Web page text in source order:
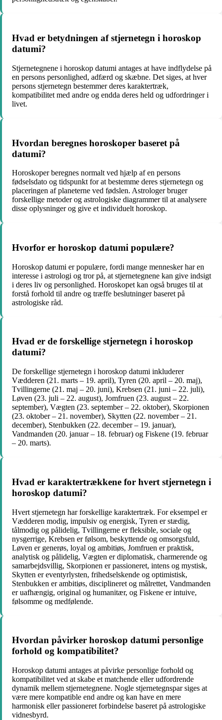
Hvad er betydningen af ​​stjernetegn i horoskop
datumi?
Stjernetegnene i horoskop datumi antages at have indflydelse på
en persons personlighed, adfærd og skæbne. Det siges, at hver
persons stjernetegn bestemmer deres karaktertræk,
kompatibilitet med andre og endda deres held og udfordringer i
livet.
Hvordan beregnes horoskoper baseret på
datumi?
Horoskoper beregnes normalt ved hjælp af en persons
fødselsdato og tidspunkt for at bestemme deres stjernetegn og
placeringen af ​​planeterne ved fødslen. Astrologer bruger
forskellige metoder og astrologiske diagrammer til at analysere
disse oplysninger og give et individuelt horoskop.
Hvorfor er horoskop datumi populære?
Horoskop datumi er populære, fordi mange mennesker har en
interesse i astrologi og tror på, at stjernetegnene kan give indsigt
i deres liv og personlighed. Horoskopet kan også bruges til at
forstå forhold til andre og træffe beslutninger baseret på
astrologiske råd.
Hvad er de forskellige stjernetegn i horoskop
datumi?
De forskellige stjernetegn i horoskop datumi inkluderer
Vædderen (21. marts – 19. april), Tyren (20. april – 20. maj),
Tvillingerne (21. maj – 20. juni), Krebsen (21. juni – 22. juli),
Løven (23. juli – 22. august), Jomfruen (23. august – 22.
september), Vægten (23. september – 22. oktober), Skorpionen
(23. oktober – 21. november), Skytten (22. november – 21.
december), Stenbukken (22. december – 19. januar),
Vandmanden (20. januar – 18. februar) og Fiskene (19. februar
– 20. marts).
Hvad er karaktertrækkene for hvert stjernetegn i
horoskop datumi?
Hvert stjernetegn har forskellige karaktertræk. For eksempel er
Vædderen modig, impulsiv og energisk, Tyren er stædig,
tålmodig og pålidelig, Tvillingerne er fleksible, sociale og
nysgerrige, Krebsen er følsom, beskyttende og omsorgsfuld,
Løven er generøs, loyal og ambitiøs, Jomfruen er praktisk,
analytisk og pålidelig, Vægten er diplomatisk, charmerende og
samarbejdsvillig, Skorpionen er passioneret, intens og mystisk,
Skytten er eventyrlysten, frihedselskende og optimistisk,
Stenbukken er ambitiøs, disciplineret og målrettet, Vandmanden
er uafhængig, original og humanitær, og Fiskene er intuive,
følsomme og medfølende.
Hvordan påvirker horoskop datumi personlige
forhold og kompatibilitet?
Horoskop datumi antages at påvirke personlige forhold og
kompatibilitet ved at skabe et matchende eller udfordrende
dynamik mellem stjernetegnene. Nogle stjernetegnspar siges at
være mere kompatible end andre og kan have en mere
harmonisk eller passioneret forbindelse baseret på astrologiske
vidnesbyrd.